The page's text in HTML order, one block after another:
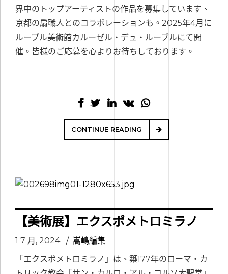
界中のトップアーティストの作品を募集しています、
京都の扇職人とのコラボレーションも。2025年4月に
ルーブル美術館カルーゼル・デュ・ルーブルにて開
催。皆様のご応募を心よりお待ちしております。
CONTINUE READING
【美術展】エクスポメトロミラノ
1 7 月, 2024
嵩嶋編集
「エクスポメトロミラノ」は、築177年のローマ・カ